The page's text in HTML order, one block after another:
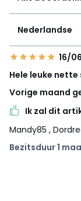
Nederlandse
16/
Hele leuke nette
Vorige maand
Ik zal dit
Mandy85 ,
Bezitsduur 1